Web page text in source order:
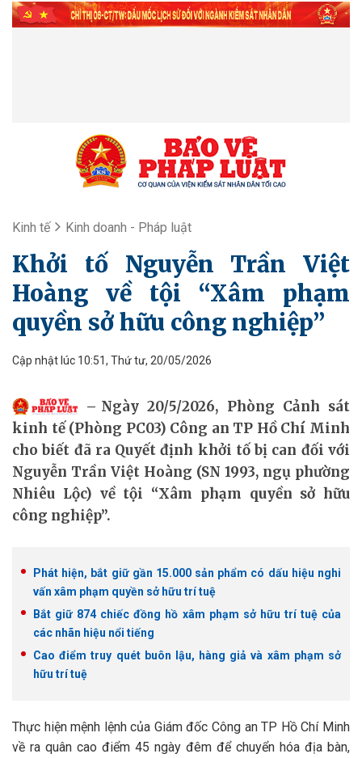
Kinh tế Kinh doanh - Pháp luật
Khởi tố Nguyễn Trần Việt
Hoàng về tội “Xâm phạm
quyền sở hữu công nghiệp”
Cập nhật lúc 10:51, Thứ tư, 20/05/2026
Ngày 20/5/2026, Phòng Cảnh sát
kinh tế (Phòng PC03) Công an TP Hồ Chí Minh
cho biết đã ra Quyết định khởi tố bị can đối với
Nguyễn Trần Việt Hoàng (SN 1993, ngụ phường
Nhiêu Lộc) về tội “Xâm phạm quyền sở hữu
công nghiệp”.
Phát hiện, bắt giữ gần 15.000 sản phẩm có dấu hiệu nghi
vấn xâm phạm quyền sở hữu trí tuệ
Bắt giữ 874 chiếc đồng hồ xâm phạm sở hữu trí tuệ của
các nhãn hiệu nổi tiếng
Cao điểm truy quét buôn lậu, hàng giả và xâm phạm sở
hữu trí tuệ
Thực hiện mệnh lệnh của Giám đốc Công an TP Hồ Chí Minh
về ra quân cao điểm 45 ngày đêm để chuyển hóa địa bàn,